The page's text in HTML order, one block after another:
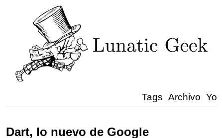
Tags Archivo Yo
Dart, lo nuevo de Google